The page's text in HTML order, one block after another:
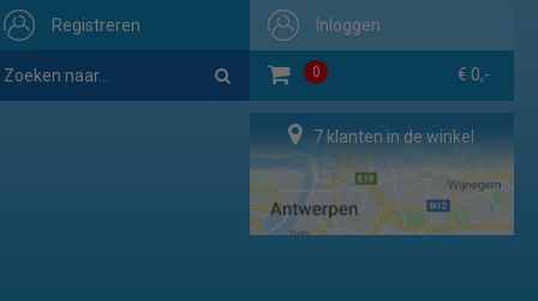
Inloggen
0 € 0,-
Registreren
7 klanten in de winkel